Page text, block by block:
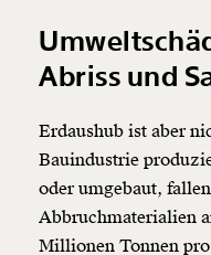
beginnt
Werde
unsere Wirtschaft so
funktioniert. Unsere
Netz. Unabhängig
so bleiben. Kämpf’
unterstütze uns mit
Abriss und
Erdaushub ist aber
Bauindustrie
oder umgebaut,
Abbruchmaterialien
Millionen Tonnen pro